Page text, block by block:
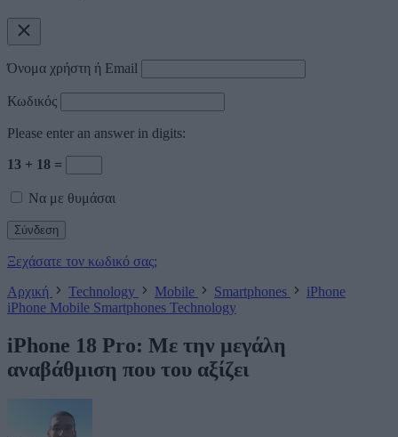
Όνομα χρήστη ή Email
Κωδικός
Please enter an answer in digits:
13 + 18 =
Να με θυμάσαι
Ξεχάσατε τον κωδικό σας;
Αρχική
Technology Mobile Smartphones
iPhone
iPhone Mobile Smartphones Technology
iPhone 18 Pro: Με την μεγάλη
αναβάθμιση που του αξίζει